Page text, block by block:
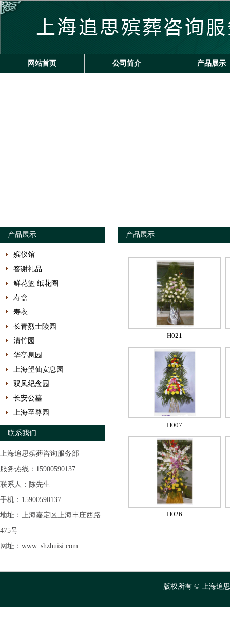
网站首页 公司简介 产品展示
产品展示
殡仪馆
答谢礼品
鲜花篮 纸花圈
寿盒
寿衣
长青烈士陵园
清竹园
华亭息园
上海望仙安息园
双凤纪念园
长安公墓
上海至尊园
联系我们
上海追思殡葬咨询服务部
服务热线：15900590137
联系人：陈先生
手机：15900590137
地址：上海嘉定区上海丰庄西路
475号
网址：www. shzhuisi.com
产品展示
H021
H007
H026
版权所有 © 上海追